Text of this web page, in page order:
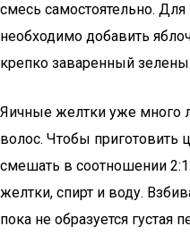
смесь самостоятельно.
необходимо добавить
крепко заваренный
Яичные желтки уже много
волос. Чтобы приготовить
смешать в соотношении
желтки, спирт и воду.
пока не образуется густая